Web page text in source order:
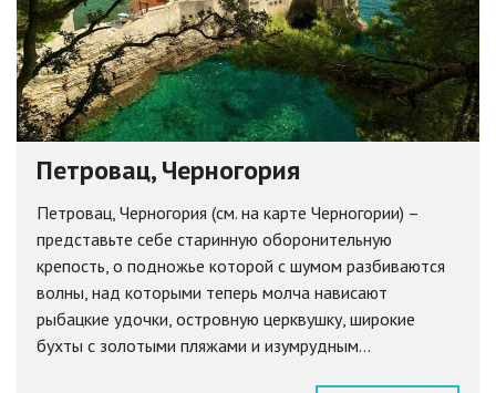
Петровац, Черногория
Петровац, Черногория (см. на карте Черногории) –
представьте себе старинную оборонительную
крепость, о подножье которой с шумом разбиваются
волны, над которыми теперь молча нависают
рыбацкие удочки, островную церквушку, широкие
бухты с золотыми пляжами и изумрудным...